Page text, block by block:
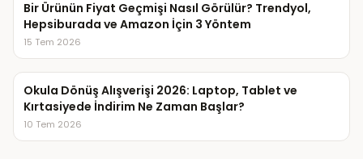
Bir Ürünün Fiyat Geçmişi Nasıl Görülür? Trendyol,
Hepsiburada ve Amazon İçin 3 Yöntem
15 Tem 2026
Okula Dönüş Alışverişi 2026: Laptop, Tablet ve
Kırtasiyede İndirim Ne Zaman Başlar?
10 Tem 2026